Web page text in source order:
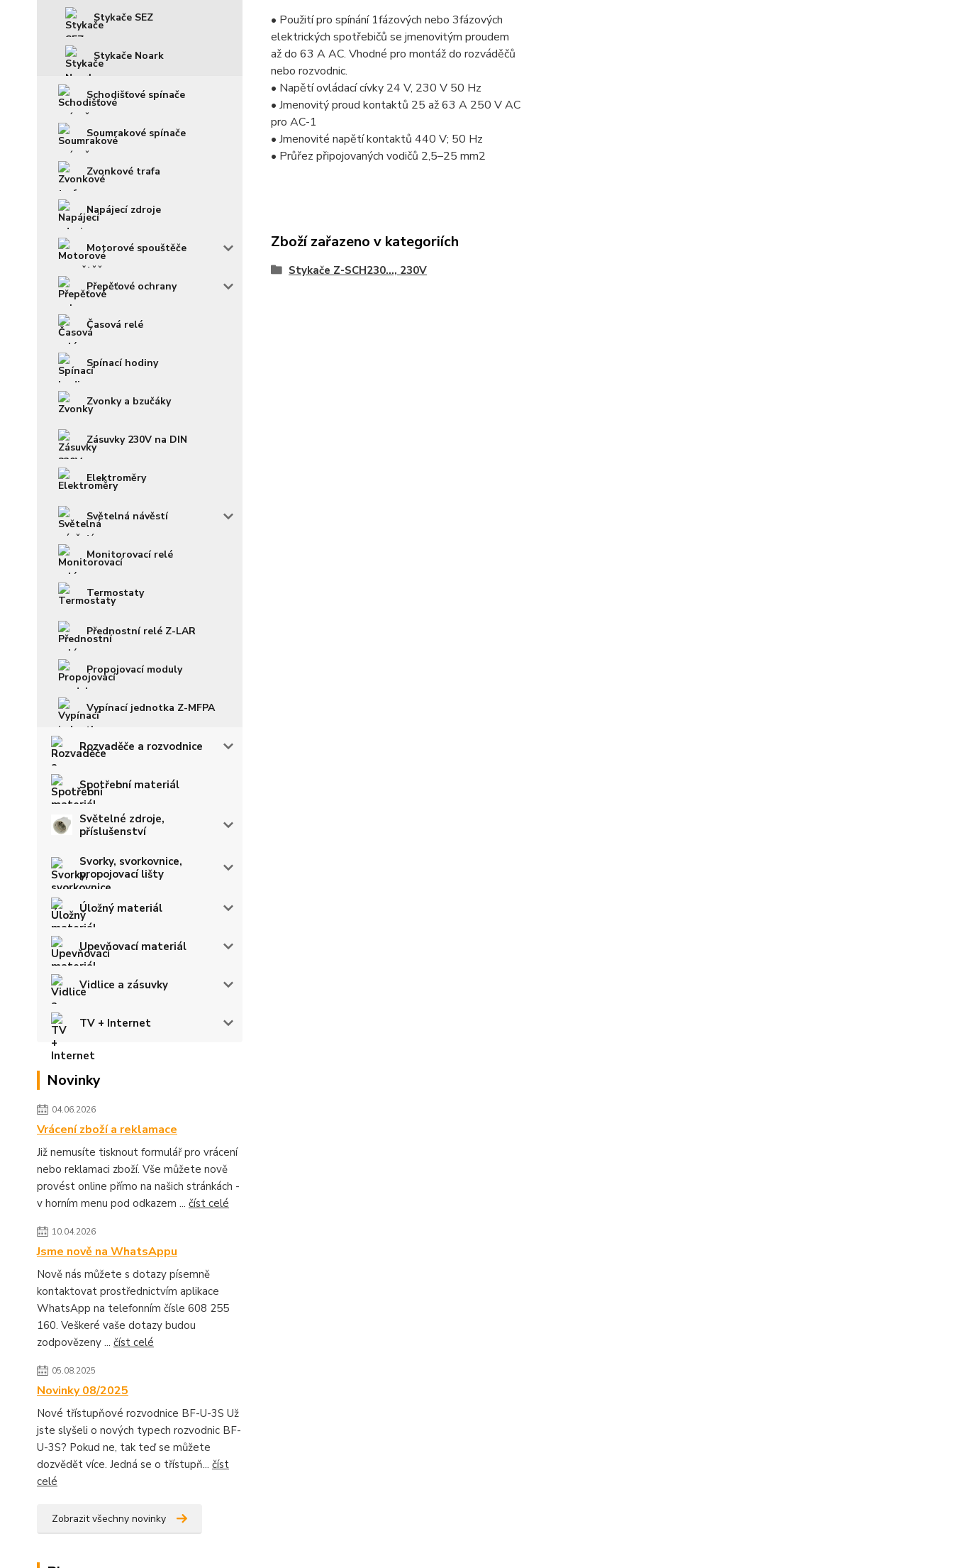
Stykače SEZ
Stykače Noark
Schodišťové spínače
Soumrakové spínače
Zvonkové trafa
Napájecí zdroje
Motorové spouštěče
Přepěťové ochrany
Časová relé
Spínací hodiny
Zvonky a bzučáky
Zásuvky 230V na DIN
Elektroměry
Světelná návěstí
Monitorovací relé
Termostaty
Přednostní relé Z-LAR
Propojovací moduly
Vypínací jednotka Z-MFPA
Rozvaděče a rozvodnice
Spotřební materiál
Světelné zdroje,
příslušenství
Svorky, svorkovnice,
propojovací lišty
Úložný materiál
Upevňovací materiál
Vidlice a zásuvky
TV + Internet
Novinky
04.06.2026
Vrácení zboží a reklamace
Již nemusíte tisknout formulář pro vrácení
nebo reklamaci zboží. Vše můžete nově
provést online přímo na našich stránkách -
v horním menu pod odkazem ... číst celé
10.04.2026
Jsme nově na WhatsAppu
Nově nás můžete s dotazy písemně
kontaktovat prostřednictvím aplikace
WhatsApp na telefonním čísle 608 255
160. Veškeré vaše dotazy budou
zodpovězeny ... číst celé
05.08.2025
Novinky 08/2025
Nové třístupňové rozvodnice BF-U-3S Už
jste slyšeli o nových typech rozvodnic BF-
U-3S? Pokud ne, tak teď se můžete
dozvědět více. Jedná se o třístupň... číst
celé
Zobrazit všechny novinky
• Použití pro spínání 1fázových nebo 3fázových
elektrických spotřebičů se jmenovitým proudem
až do 63 A AC. Vhodné pro montáž do rozváděčů
nebo rozvodnic.
• Napětí ovládací cívky 24 V, 230 V 50 Hz
• Jmenovitý proud kontaktů 25 až 63 A 250 V AC
pro AC-1
• Jmenovité napětí kontaktů 440 V; 50 Hz
• Průřez připojovaných vodičů 2,5–25 mm2
Zboží zařazeno v kategoriích
Stykače Z-SCH230..., 230V